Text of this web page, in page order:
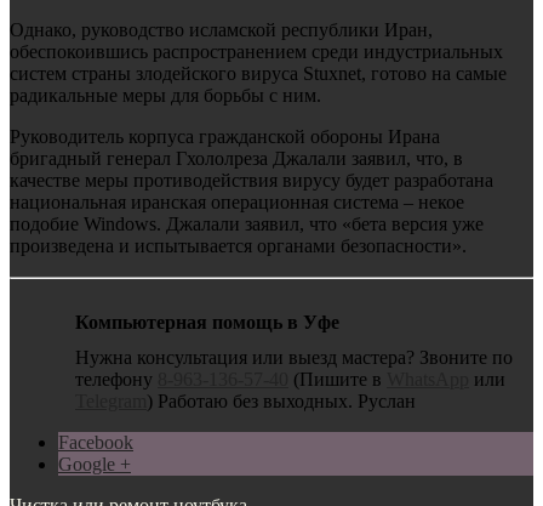
Однако, руководство исламской республики Иран,
обеспокоившись распространением среди индустриальных
систем страны злодейского вируса Stuxnet, готово на самые
радикальные меры для борьбы с ним.
Руководитель корпуса гражданской обороны Ирана
бригадный генерал Гхололреза Джалали заявил, что, в
качестве меры противодействия вирусу будет разработана
национальная иранская операционная система – некое
подобие Windows. Джалали заявил, что «бета версия уже
произведена и испытывается органами безопасности».
Компьютерная помощь в Уфе
Нужна консультация или выезд мастера? Звоните по
телефону
(Пишите в
или
) Работаю без выходных. Руслан
Facebook
Google +